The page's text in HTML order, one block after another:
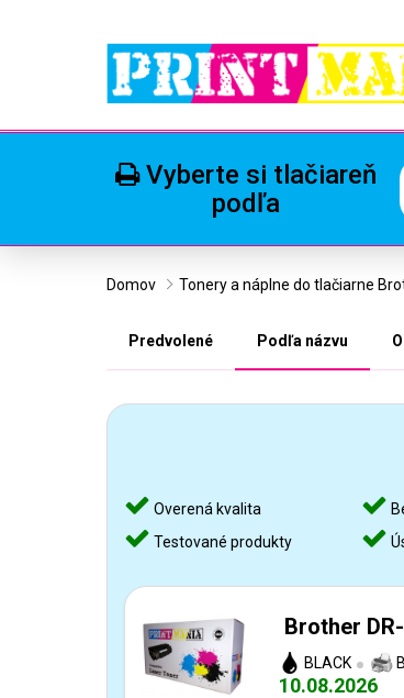
Vyberte si tlačiareň
podľa
Domov Tonery a náplne do tlačiarne
Predvolené Podľa názvu
Overená kvalita
Testované produkty
Brother
BLACK
10.08.2026